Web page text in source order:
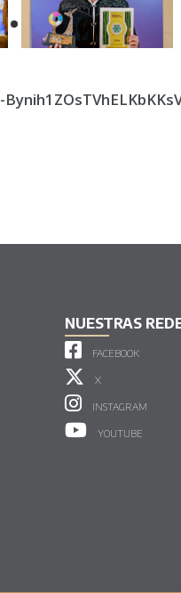
NUESTRAS
FACEBOOK
X
INSTAGRAM
YOUTUBE